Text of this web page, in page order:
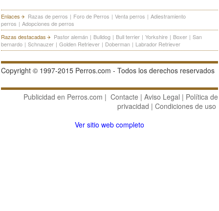
Enlaces Razas de perros | Foro de Perros | Venta perros | Adiestramiento
perros | Adopciones de perros
Razas destacadas
Pastor alemán | Bulldog | Bull terrier | Yorkshire | Boxer | San
bernardo | Schnauzer | Golden Retriever | Doberman | Labrador Retriever
Copyright © 1997-2015 Perros.com - Todos los derechos reservados
Publicidad en Perros.com | Contacte | Aviso Legal | Política de
privacidad | Condiciones de uso
Ver sitio web completo